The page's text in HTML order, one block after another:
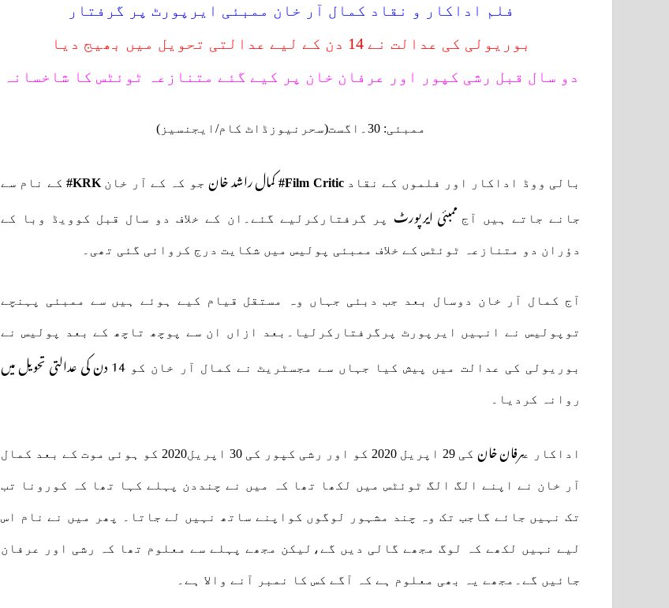
فلم اداکار و نقاد کمال آر خان ممبئی ایرپورٹ پر گرفتار
بوریولی کی عدالت نے 14 دن کے لیے عدالتی تحویل میں بھیج دیا
دو سال قبل رشی کپور اور عرفان خان پر کیے گئے متنازعہ ٹوئٹس کا شاخسانہ
ممبئی: 30۔اگست(سحرنیوزڈاٹ کام/ایجنسیز)
بالی ووڈ اداکار اور فلموں کے نقادFilm Critic# کمال راشد خان جو کہ کے آر خان کے نام سے
جانے جاتے ہیں آج ممبئی ایرپورٹ پر گرفتارکرلیے گئے۔ان کے خلاف دو سال قبل کوویڈ وبا کے
دؤران دو متنازعہ ٹوئٹس کے خلاف ممبئی پولیس میں شکایت درج کروائی گئی تھی۔
آج کمال آر خان دوسال بعد جب دبئی جہاں وہ مستقل قیام کیے ہوئے ہیں سے ممبئی پہنچے
توپولیس نے انہیں ایرپورٹ پرگرفتارکرلیا۔بعد ازاں ان سے پوچھ تاچھ کے بعد پولیس نے
بوریولی کی عدالت میں پیش کیا جہاں سے مجسٹریٹ نے کمال آر خان کو 14 دن کی عدالتی تحویل میں
روانہ کردیا۔
اداکار عرفان خان کی 29 اپریل 2020 کو اور رشی کپور کی 30 اپریل2020 کو ہوئی موت کے بعد کمال
آر خان نے اپنے الگ الگ ٹوئٹس میں لکھا تھا کہ میں نے چنددن پہلے کہا تھا کہ کورونا تب
تک نہیں جائے گاجب تک وہ چند مشہور لوگوں کواپنے ساتھ نہیں لے جاتا۔ پھر میں نے نام اس
لیے نہیں لکھے کہ لوگ مجھے گالی دیں گے،لیکن مجھے پہلے سے معلوم تھا کہ رشی اور عرفان
جائیں گے۔مجھے یہ بھی معلوم ہے کہ آگے کس کا نمبر آنے والا ہے۔